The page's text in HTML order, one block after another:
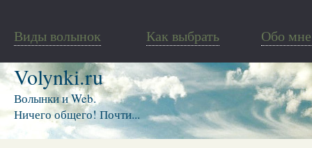
Виды волынок Как выбрать Обо мне
Volynki.ru
Волынки и Web.
Ничего общего! Почти...